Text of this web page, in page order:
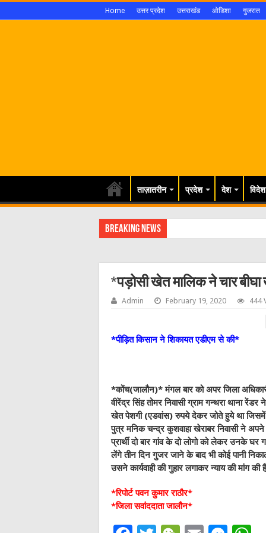
Home उत्तर प्रदेश उत्तराखंड ओडिशा गुजरात
ताज़ातरीन प्रदेश देश विदेश
Breaking News
*पड़ोसी खेत मालिक ने चार
Admin February 19, 2020 444
*पीड़ित किसान ने शिकायत एडीएम से की*
*कोंच(जालौन)* मंगल बार को अपर जिला
वीरेंद्र सिंह तोमर निवासी ग्राम गन्थरा थाना
खेत पेशगी (एडवांस) रुपये देकर जोते हुये था जिसमें
पुत्र मनिक चन्द्र कुशवाहा खेराबर निवासी ने
प्रार्थी दो बार गांव के दो लोगो को लेकर उनके
लेंगे तीन दिन गुजर जाने के बाद भी कोई पानी
उसने कार्यवाही की गुहार लगाकर न्याय की मांग की है
*रिपोर्ट पवन कुमार राठौर*
*जिला सवांददाता जालौन*